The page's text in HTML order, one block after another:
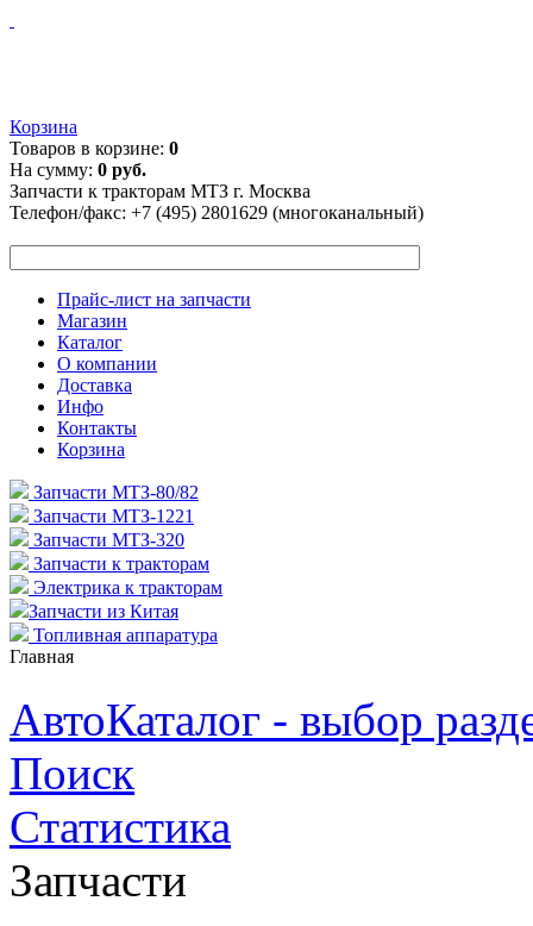
Корзина
Товаров в корзине: 0
На сумму: 0 руб.
Запчасти к тракторам МТЗ г. Москва
Телефон/факс: +7 (495) 2801629 (многоканальный)
Прайс-лист на запчасти
Магазин
Каталог
О компании
Доставка
Инфо
Контакты
Корзина
Запчасти МТЗ-80/82
Запчасти МТЗ-1221
Запчасти МТЗ-320
Запчасти к тракторам
Электрика к тракторам
Запчасти из Китая
Топливная аппаратура
Главная
АвтоКаталог - выбор
Поиск
Статистика
Запчасти